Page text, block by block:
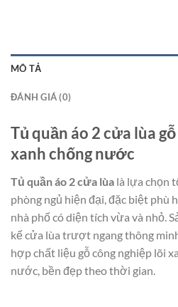
MÔ TẢ
ĐÁNH GIÁ (0)
Tủ quần áo 2 cửa lùa
xanh chống nước
Tủ quần áo 2 cửa lùa là lựa chọn
phòng ngủ hiện đại, đặc biệt phù
nhà phố có diện tích vừa và nhỏ.
kế cửa lùa trượt ngang thông
hợp chất liệu gỗ công nghiệp lõi
nước, bền đẹp theo thời gian.